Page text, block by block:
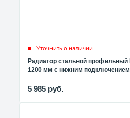
Уточнить о наличии
Радиатор стальной
1200 мм с нижним
5 985 руб.